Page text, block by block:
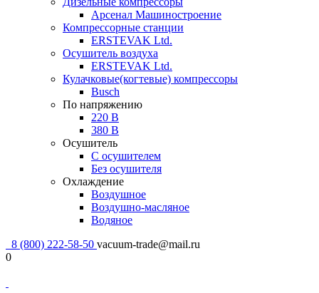
Арсенал Машиностроение
Компрессорные станции
ERSTEVAK Ltd.
Осушитель воздуха
ERSTEVAK Ltd.
Кулачковые(когтевые) компрессоры
Busch
По напряжению
220 В
380 В
Осушитель
С осушителем
Без осушителя
Охлаждение
Воздушное
Воздушно-масляное
Водяное
8 (800) 222-58-50 vacuum-trade@mail.ru
0